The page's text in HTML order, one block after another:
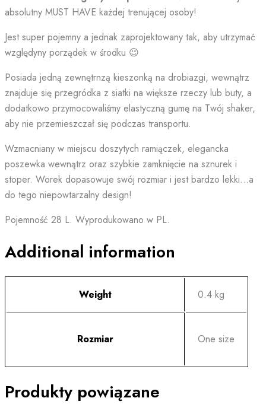
absolutny MUST HAVE każdej trenującej osoby!
Jest super pojemny a jednak zaprojektowany tak, aby utrzymać
względyny porządek w środku 😉
Posiada jedną zewnętrnzą kieszonką na drobiazgi, wewnątrz
znajduje się przegródka z siatki na większe rzeczy lub buty, a
dodatkowo przymocowaliśmy elastyczną gumę na Twój shaker,
aby nie przemieszczał się podczas transportu.
Wzmacniany w miejscu doszytych ramiączek, elegancka
poszewka wewnątrz oraz szybkie zamknięcie na sznurek i
stoper. Worek dopasowuje swój rozmiar i jest bardzo lekki…a
do tego niepowtarzalny design!
Pojemność 28 L. Wyprodukowano w PL.
Additional information
Weight 0.4 kg
Rozmiar One size
Produkty powiązane